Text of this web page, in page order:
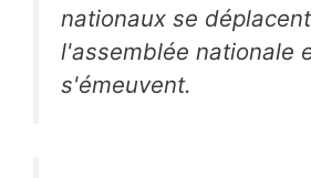
nationaux se
l'assemblée nationale
s'émeuvent.